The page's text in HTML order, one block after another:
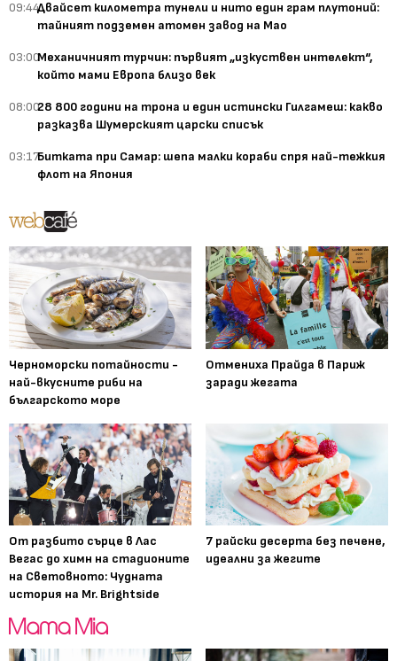
09:44Двайсет километра тунели и нито един грам плутоний:
тайният подземен атомен завод на Мао
03:00Механичният турчин: първият „изкуствен интелект“,
който мами Европа близо век
08:0028 800 години на трона и един истински Гилгамеш: какво
разказва Шумерският царски списък
03:17Битката при Самар: шепа малки кораби спря най-тежкия
флот на Япония
Черноморски потайности -
най-вкусните риби на
българското море
Отмениха Прайда в Париж
заради жегата
От разбито сърце в Лас
Вегас до химн на стадионите
на Световното: Чудната
история на Mr. Brightside
7 райски десерта без печене,
идеални за жегите